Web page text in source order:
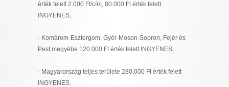
érték felett 2.000 Ft/cím, 80.000 Ft érték felett
INGYENES,
- Komárom-Esztergom, Győr-Moson-Sopron, Fejér és
Pest megyébe 120.000 Ft érték felett INGYENES,
- Magyarország teljes területe 280.000 Ft érték felett
INGYENES.